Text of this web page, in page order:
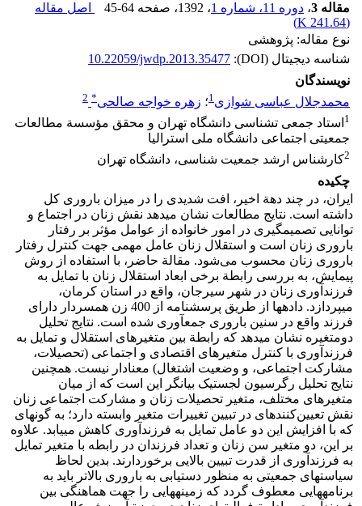
مقاله 3
، دوره 11، شماره 1 ، 1392 ، صفحه 45-64
اصل مقاله
(
241.64 K
)
نوع مقاله: پژوهشی
شناسه دیجیتال (DOI):
10.22059/jwdp.2013.35477
نویسندگان
محمدجلال عباسی شوازی1؛ زهره خواجه صالحی*
2
1 استاد جمعی تشناسی دانشگاه تهران و محقق مؤسسة مطالعات
جمعیتی اجتماعی دانشگاه ملی استرالیا
2کارشناس ارشد جمعیت شناسی، دانشگاه تهران
چکیده
ایران، در چند دهة اخیر، افت شدیدی را در میزان باروری کل
داشته است. نتایج مطالعات نشان می‏دهد نقش زنان در اجتماع و
توانایی تصمیم‏گیری در امور خانواده از عوامل مؤثر بر رفتار
باروری زنان است و استقلال زنان عامل مهمی جهت کنترل رفتار
باروری زنان محسوب می‌شود. مقالة حاضر، با استفاده از روش
پیمایش، به بررسی رابطة برخی ابعاد استقلال زنان با تمایل به
فرزندآوری زنان در شهر سیرجان، واقع در استان کرمان،
می‏پردازد. داده‏ها از طریق پرسشنامه از 400 زن همسردار دارای
فرزند واقع در سنین باروری جمع‏آوری شده است. نتایج تحلیل
دومتغیره نشان می‏دهد که رابطة بین متغیرهای استقلال و تمایل به
فرزندآوری با کنترل متغیرهای اقتصادی و اجتماعی (تحصیلات،
مشارکت اجتماعی، و وضعیت اشتغال) معنادار نیست. همچنین
نتایج تحلیل رگرسیون لجستیک بیانگر این است که از میان
متغیرهای مختلف، متغیر تحصیلات زنان و مشارکت اجتماعی زنان
نقش تعیین‌کننده‏ای در تبیین تغییرات متغیر وابسته دارد؛ به گونه‏ای
که با افزایش این دو عامل تمایل به فرزندآوری کاهش می‏یابد. علاوه
بر این، دو متغیر سن زنان و تعداد فرزندان در رابطه با متغیر تمایل
به فرزندآوری از قدرت تبیین بالایی برخوردارند. بدین لحاظ
سیاست‏های جمعیتی به منظور دستیابی به باروری بالاتر باید به
برنامه‏هایی معطوف گردد که زمینه‏هایی را جهت هماهنگی بین